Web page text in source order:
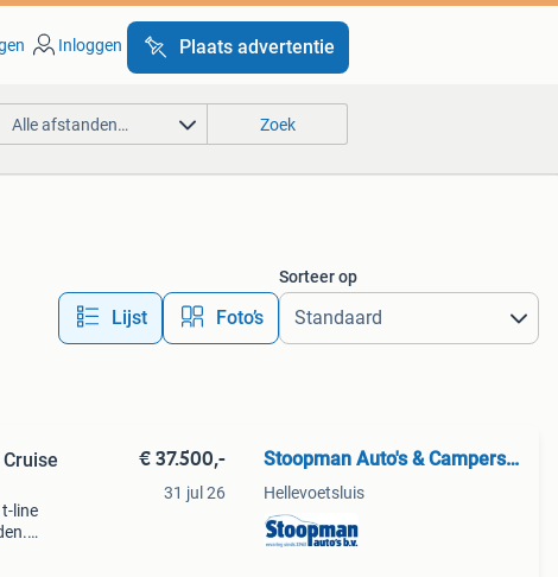
Inloggen Plaats advertentie
Alle afstanden… Zoek
Lijst Foto’s
Sorteer op
line
€ 37.500,-
31 jul 26
Stoopman Auto's & Campers B.V.
Hellevoetsluis